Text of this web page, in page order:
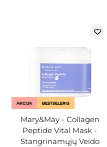
AKCIJA BESTSELERIS
Mary&May - Collagen
Peptide Vital Mask -
Stangrinamųjų Veido